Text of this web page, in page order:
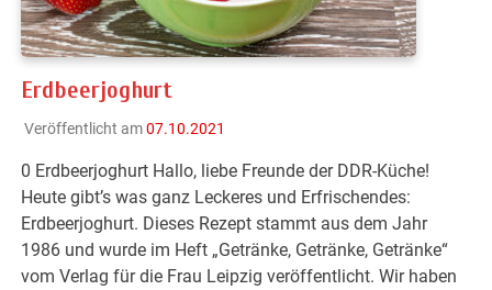
Erdbeerjoghurt
Veröffentlicht am07.10.2021
0 Erdbeerjoghurt Hallo, liebe Freunde der DDR-Küche!
Heute gibt’s was ganz Leckeres und Erfrischendes:
Erdbeerjoghurt. Dieses Rezept stammt aus dem Jahr
1986 und wurde im Heft „Getränke, Getränke, Getränke“
vom Verlag für die Frau Leipzig veröffentlicht. Wir haben